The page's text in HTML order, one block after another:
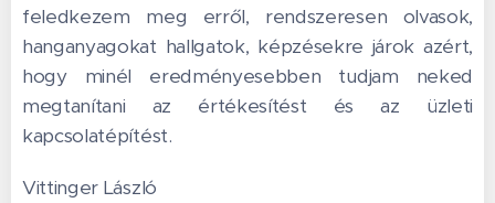
feledkezem meg erről, rendszeresen olvasok,
hanganyagokat hallgatok, képzésekre járok azért,
hogy minél eredményesebben tudjam neked
megtanítani az értékesítést és az üzleti
kapcsolatépítést.
Vittinger László